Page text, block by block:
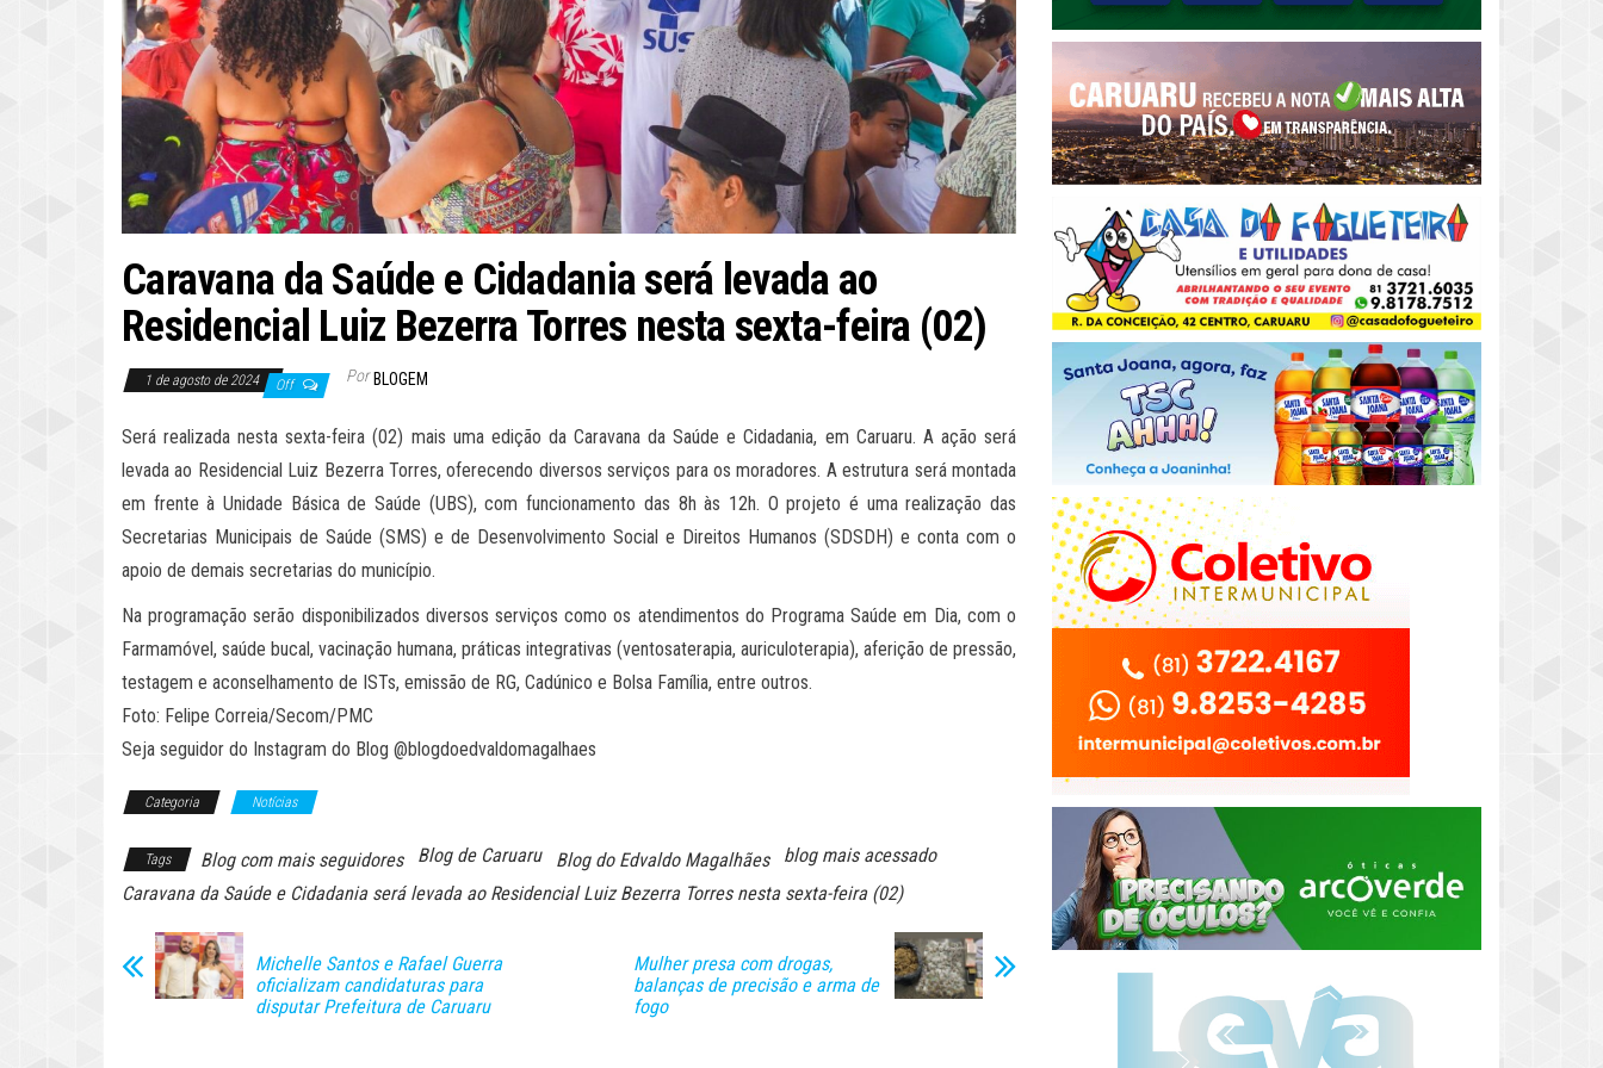
Caravana da Saúde e Cidadania será levada ao
Residencial Luiz Bezerra Torres nesta sexta-feira (02)
1 de agosto de 2024 Off Por BLOGEM
Será realizada nesta sexta-feira (02) mais uma edição da Caravana da Saúde e Cidadania, em Caruaru. A ação será
levada ao Residencial Luiz Bezerra Torres, oferecendo diversos serviços para os moradores. A estrutura será montada
em frente à Unidade Básica de Saúde (UBS), com funcionamento das 8h às 12h. O projeto é uma realização das
Secretarias Municipais de Saúde (SMS) e de Desenvolvimento Social e Direitos Humanos (SDSDH) e conta com o
apoio de demais secretarias do município.
Na programação serão disponibilizados diversos serviços como os atendimentos do Programa Saúde em Dia, com o
Farmamóvel, saúde bucal, vacinação humana, práticas integrativas (ventosaterapia, auriculoterapia), aferição de pressão,
testagem e aconselhamento de ISTs, emissão de RG, Cadúnico e Bolsa Família, entre outros.
Foto: Felipe Correia/Secom/PMC
Seja seguidor do Instagram do Blog @blogdoedvaldomagalhaes
Categoria Notícias
Tags Blog com mais seguidores Blog de Caruaru Blog do Edvaldo Magalhães
blog mais acessado
Caravana da Saúde e Cidadania será levada ao Residencial Luiz Bezerra Torres nesta sexta-feira (02)
Michelle Santos e Rafael Guerra
oficializam candidaturas para
disputar Prefeitura de Caruaru
Mulher presa com drogas,
balanças de precisão e arma de
fogo